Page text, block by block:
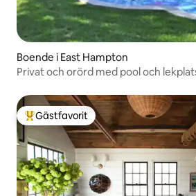
Boende i East Hampton
Privat och orörd med pool och
Populär gästfavorit
Gästfavorit